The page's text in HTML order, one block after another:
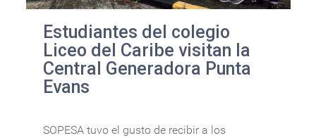
Estudiantes del colegio
Liceo del Caribe visitan la
Central Generadora Punta
Evans
SOPESA tuvo el gusto de recibir a los